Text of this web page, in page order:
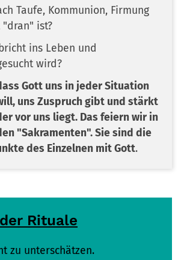
Taufe, Kommunion, Firmung
ist?
ins Leben und
wird?
Gott uns in jeder Situation
uns Zuspruch gibt und stärkt
vor uns liegt. Das feiern wir in
"Sakramenten". Sie sind die
des Einzelnen mit Gott.
Rituale
zu unterschätzen.